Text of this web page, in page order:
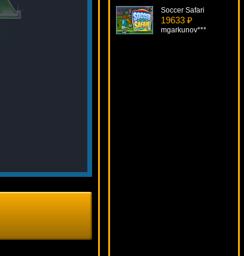
Soccer Safari
19633 ₽
mgarkunov***